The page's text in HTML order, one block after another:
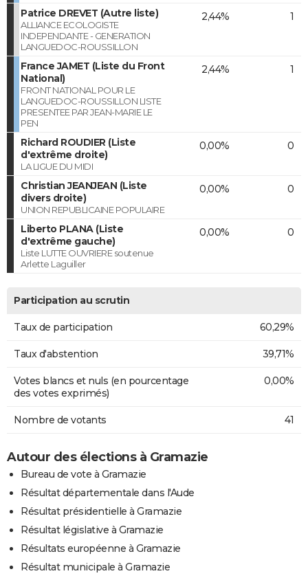
Patrice DREVET (Autre liste)
ALLIANCE ECOLOGISTE
INDEPENDANTE - GENERATION
LANGUEDOC-ROUSSILLON
2,44% 1
France JAMET (Liste du Front
National)
FRONT NATIONAL POUR LE
LANGUEDOC-ROUSSILLON LISTE
PRESENTEE PAR JEAN-MARIE LE
PEN
2,44% 1
Richard ROUDIER (Liste
d'extrême droite)
LA LIGUE DU MIDI
0,00% 0
Christian JEANJEAN (Liste
divers droite)
UNION REPUBLICAINE POPULAIRE
0,00% 0
Liberto PLANA (Liste
d'extrême gauche)
Liste LUTTE OUVRIERE soutenue
Arlette Laguiller
0,00% 0
Participation au scrutin
Taux de participation 60,29%
Taux d'abstention 39,71%
Votes blancs et nuls (en pourcentage
des votes exprimés)
0,00%
Nombre de votants 41
Autour des élections à Gramazie
Bureau de vote à Gramazie
Résultat départementale dans l'Aude
Résultat présidentielle à Gramazie
Résultat législative à Gramazie
Résultats européenne à Gramazie
Résultat municipale à Gramazie